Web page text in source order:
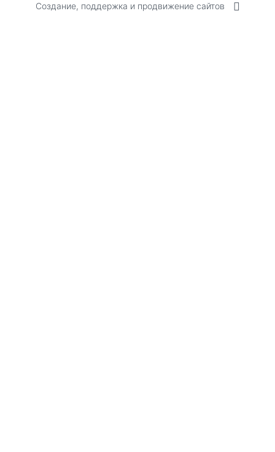
Создание, поддержка и продвижение сайтов